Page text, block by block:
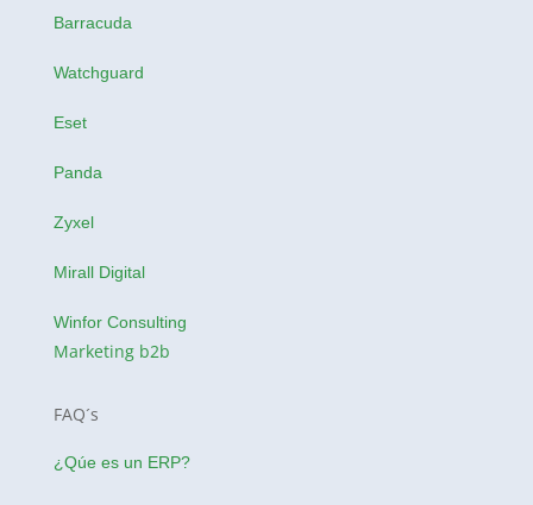
Barracuda
Watchguard
Eset
Panda
Zyxel
Mirall Digital
Winfor Consulting
Marketing b2b
FAQ´s
¿Qúe es un ERP?